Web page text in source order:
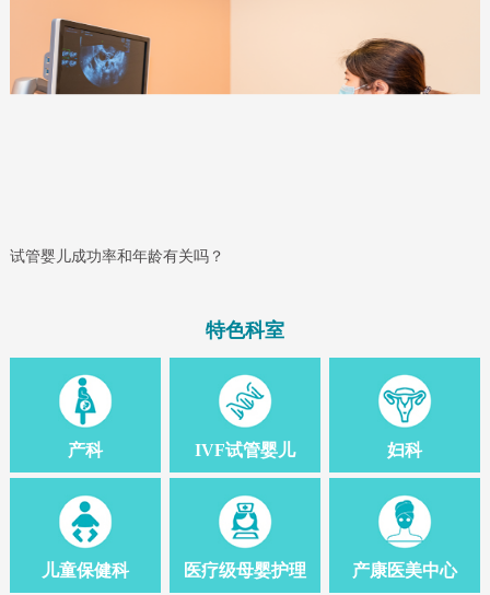
年龄多大时试管成功率开始明显下降？
特色科室
产科 IVF试管婴儿 妇科
儿童保健科 医疗级母婴护理 产康医美中心